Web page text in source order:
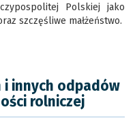
Polskiej jako
szczęśliwe małżeństwo.
innych odpadów
rolniczej